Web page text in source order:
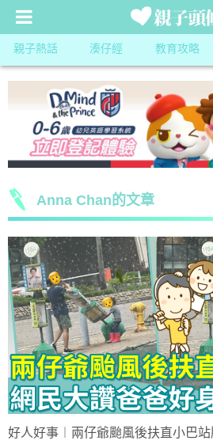
親子熱話 湊仔經 教育攻略
Anna Chan的文章
好人好事︱兩仔爺颱風後扶直小巴